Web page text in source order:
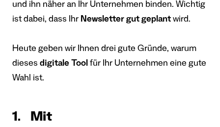
und ihn näher an Ihr Unternehmen binden. Wichtig
ist dabei, dass Ihr Newsletter gut geplant wird.
Heute geben wir Ihnen drei gute Gründe, warum
dieses digitale Tool für Ihr Unternehmen eine gute
Wahl ist.
1. Mit